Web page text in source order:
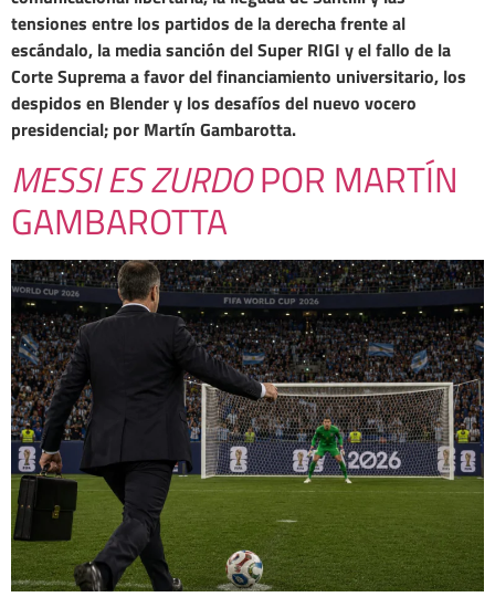
tensiones entre los partidos de la derecha frente al
escándalo, la media sanción del Super RIGI y el fallo de la
Corte Suprema a favor del financiamiento universitario, los
despidos en Blender y los desafíos del nuevo vocero
presidencial; por Martín Gambarotta.
MESSI ES ZURDOPOR MARTÍN
GAMBAROTTA